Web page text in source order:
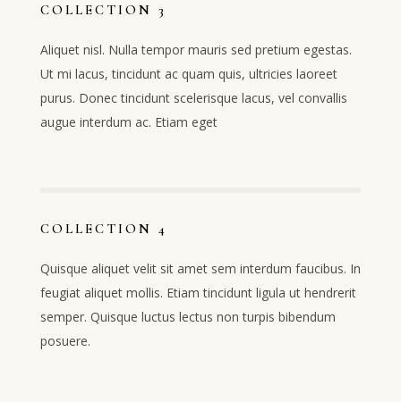
COLLECTION 3
Aliquet nisl. Nulla tempor mauris sed pretium egestas.
Ut mi lacus, tincidunt ac quam quis, ultricies laoreet
purus. Donec tincidunt scelerisque lacus, vel convallis
augue interdum ac. Etiam eget
COLLECTION 4
Quisque aliquet velit sit amet sem interdum faucibus. In
feugiat aliquet mollis. Etiam tincidunt ligula ut hendrerit
semper. Quisque luctus lectus non turpis bibendum
posuere.